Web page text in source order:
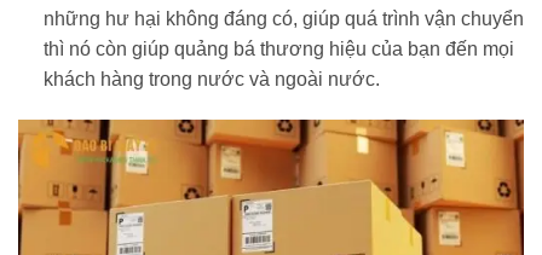
những hư hại không đáng có, giúp quá trình vận chuyển
thì nó còn giúp quảng bá thương hiệu của bạn đến mọi
khách hàng trong nước và ngoài nước.